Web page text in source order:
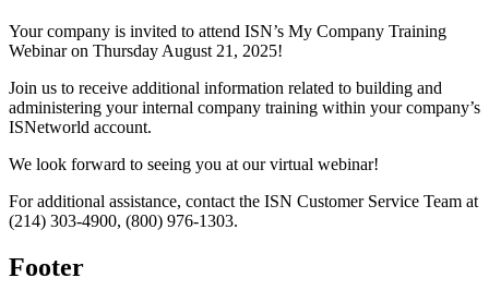
Your company is invited to attend ISN’s My Company Training
Webinar on Thursday August 21, 2025!
Join us to receive additional information related to building and
administering your internal company training within your company’s
ISNetworld account.
We look forward to seeing you at our virtual webinar!
For additional assistance, contact the ISN Customer Service Team at
(214) 303-4900, (800) 976-1303.
Footer